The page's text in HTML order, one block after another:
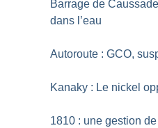
Barrage de
dans l’eau
Autoroute : GCO,
Kanaky : Le nickel
1810 : une gestion